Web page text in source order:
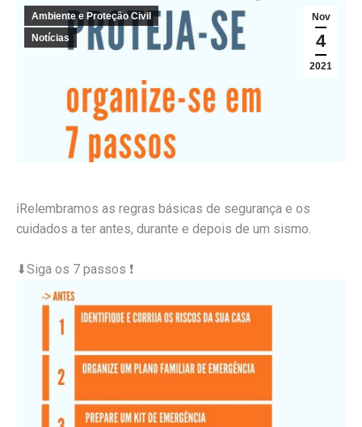
Nov
4
2021
Ambiente e Proteção Civil
Notícias
ℹRelembramos as regras básicas de segurança e os
cuidados a ter antes, durante e depois de um sismo.
⬇Siga os 7 passos ❗